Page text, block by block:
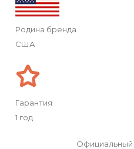
Родина бренда
США
Гарантия
1 год
Официальный